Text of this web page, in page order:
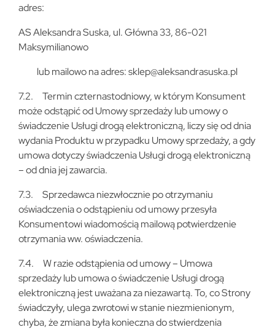
adres:
AS Aleksandra Suska, ul. Główna 33, 86-021
Maksymilianowo
lub mailowo na adres: sklep@aleksandrasuska.pl
7.2. Termin czternastodniowy, w którym Konsument
może odstąpić od Umowy sprzedaży lub umowy o
świadczenie Usługi drogą elektroniczną, liczy się od dnia
wydania Produktu w przypadku Umowy sprzedaży, a gdy
umowa dotyczy świadczenia Usługi drogą elektroniczną
– od dnia jej zawarcia.
7.3. Sprzedawca niezwłocznie po otrzymaniu
oświadczenia o odstąpieniu od umowy przesyła
Konsumentowi wiadomością mailową potwierdzenie
otrzymania ww. oświadczenia.
7.4. W razie odstąpienia od umowy – Umowa
sprzedaży lub umowa o świadczenie Usługi drogą
elektroniczną jest uważana za niezawartą. To, co Strony
świadczyły, ulega zwrotowi w stanie niezmienionym,
chyba, że zmiana była konieczna do stwierdzenia